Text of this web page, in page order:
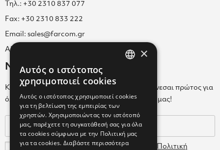
Τηλ.: +30 2310 837 077
Fax: +30 2310 833 222
Email: sales@farcom.gr
ΑΡ.Γ.Ε.ΜΗ. 038365205000
Newsletter
Κάνε εγγραφή στο Newsletter για να ενημερώνεσαι πρώτος για
όλα τα νέα μας και τα ολοκαίνουρια προϊόντα μας!
Συμφωνώ με τουςΌρους Χρήσης Πολιτική
×
Αυτός ο ιστότοπος
χρησιμοποιεί cookies
Αυτός ο ιστότοπος χρησιμοποιεί cookies
για τη βελτίωση της εμπειρίας των
χρηστών. Χρησιμοποιώντας τον ιστότοπό
μας, παρέχετε τη συγκατάθεσή σας για όλα
τα cookies σύμφωνα με την Πολιτική μας
για τα cookies. Διαβάστε περισσότερα